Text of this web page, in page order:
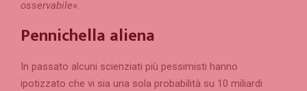
osservabile».
Pennichella aliena
In passato alcuni scienziati più pessimisti hanno
ipotizzato che vi sia una sola probabilità su 10 miliardi